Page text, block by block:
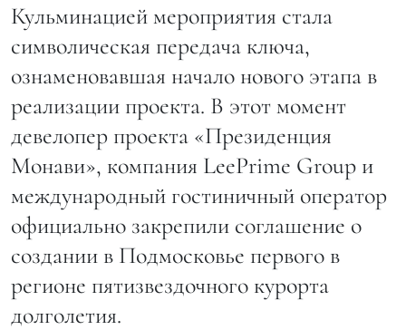
Кульминацией мероприятия стала
символическая передача ключа,
ознаменовавшая начало нового этапа в
реализации проекта. В этот момент
девелопер проекта «Президенция
Монави», компания LeePrime Group и
международный гостиничный оператор
официально закрепили соглашение о
создании в Подмосковье первого в
регионе пятизвездочного курорта
долголетия.